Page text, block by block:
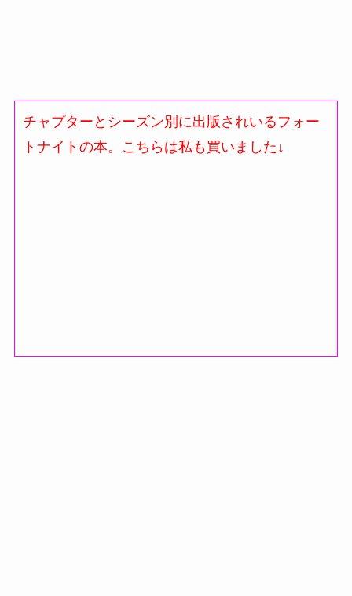
チャプターとシーズン別に出版されいるフォー
トナイトの本。こちらは私も買いました↓